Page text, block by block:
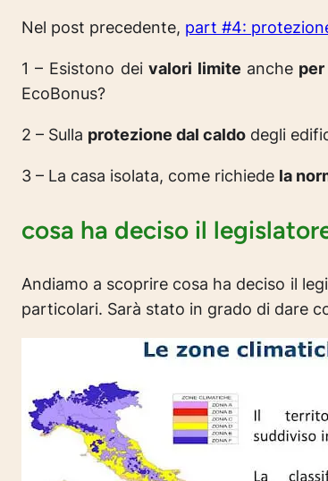
Nel post precedente, part #4:
1 – Esistono deivalori limite anche
EcoBonus?
2 – Sulla protezione dal caldo degli
3 – La casa isolata, come richiede la
cosa ha deciso il
Andiamo a scoprire cosa ha deciso il
particolari. Sarà stato in grado di dare